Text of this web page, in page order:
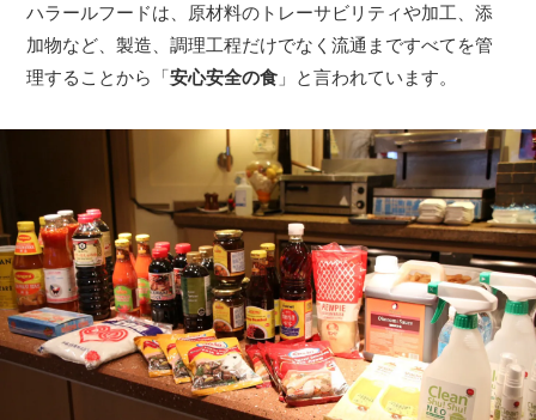
ハラールフードは、原材料のトレーサビリティや加工、添
加物など、製造、調理工程だけでなく流通まですべてを管
理することから「安心安全の食 」と言われています。